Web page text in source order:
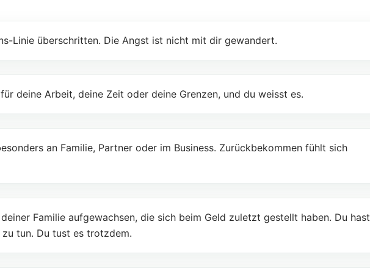
Linie überschritten. Die Angst ist nicht mit dir gewandert.
deine Arbeit, deine Zeit oder deine Grenzen, und du weisst es.
an Familie, Partner oder im Business. Zurückbekommen fühlt sich
Familie aufgewachsen, die sich beim Geld zuletzt gestellt haben. Du hast
tun. Du tust es trotzdem.